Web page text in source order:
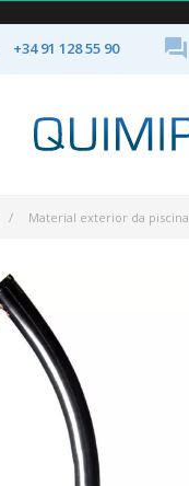
+34 91 128 55 90 
Material exterior da piscina